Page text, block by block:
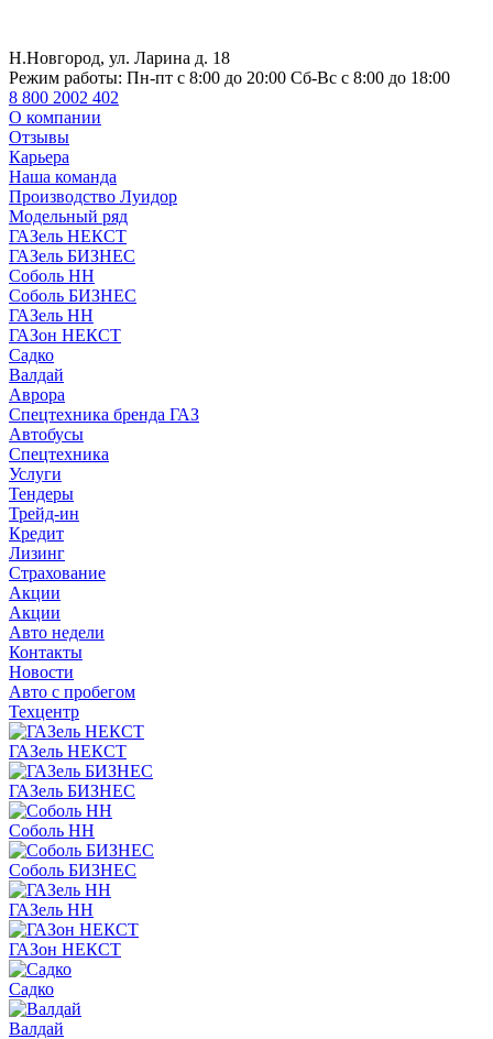
Н.Новгород, ул. Ларина д. 18
Режим работы: Пн-пт с 8:00 до 20:00 Сб-Вс с 8:00 до 18:00
8 800 2002 402
О компании
Отзывы
Карьера
Наша команда
Производство Луидор
Модельный ряд
ГАЗель НЕКСТ
ГАЗель БИЗНЕС
Соболь НН
Соболь БИЗНЕС
ГАЗель НН
ГАЗон НЕКСТ
Садко
Валдай
Аврора
Спецтехника бренда ГАЗ
Автобусы
Спецтехника
Услуги
Тендеры
Трейд-ин
Кредит
Лизинг
Страхование
Акции
Акции
Авто недели
Контакты
Новости
Авто с пробегом
Техцентр
ГАЗель НЕКСТ
ГАЗель БИЗНЕС
Соболь НН
Соболь БИЗНЕС
ГАЗель НН
ГАЗон НЕКСТ
Садко
Валдай